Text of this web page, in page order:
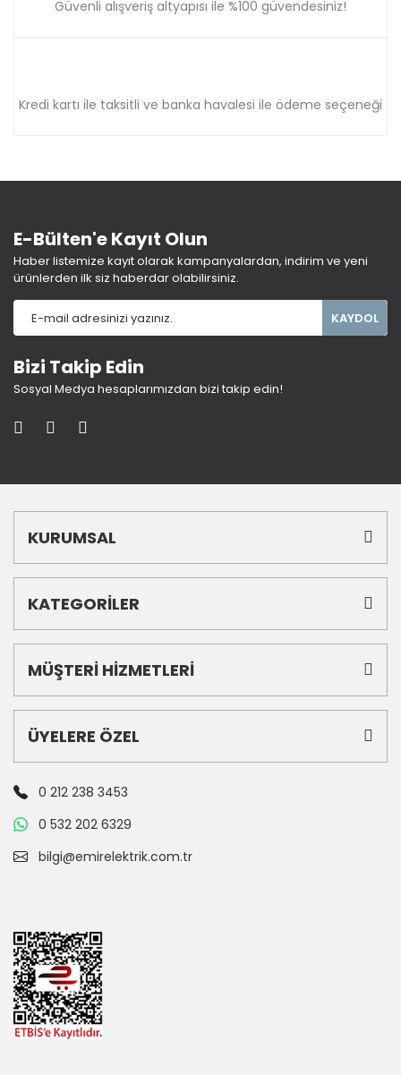
Güvenli alışveriş altyapısı ile %100 güvendesiniz!
Kredi kartı ile taksitli ve banka havalesi ile ödeme seçeneği
E-Bülten'e Kayıt Olun
Haber listemize kayıt olarak kampanyalardan, indirim ve yeni
ürünlerden ilk siz haberdar olabilirsiniz.
KAYDOL
Bizi Takip Edin
Sosyal Medya hesaplarımızdan bizi takip edin!
KURUMSAL
KATEGORİLER
MÜŞTERİ HİZMETLERİ
ÜYELERE ÖZEL
0 212 238 3453
0 532 202 6329
bilgi@emirelektrik.com.tr